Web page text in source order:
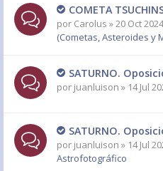
COMETA
por Carolus » 20 Oct
(Cometas, Asteroides y
SATURNO.
por juanluison » 14 Jul
SATURNO.
por juanluison » 14 Jul
Astrofotográfico